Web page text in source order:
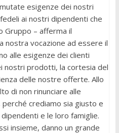
esigenze dei nostri
ai nostri dipendenti che
Gruppo – afferma il
nostra vocazione ad essere il
alle esigenze dei clienti
nostri prodotti, la cortesia del
delle nostre offerte. Allo
di non rinunciare alle
crediamo sia giusto e
e le loro famiglie.
insieme, danno un grande